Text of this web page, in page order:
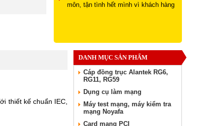
môn, tận tình hết mình vì khách hàng
thiết kế chuẩn IEC,
DANH MỤC SẢN PHẨM
Cáp đồng trục Alantek RG6,
RG11, RG59
Dụng cụ làm mạng
Máy test mạng, máy kiểm tra
mạng Noyafa
Card mạng PCI